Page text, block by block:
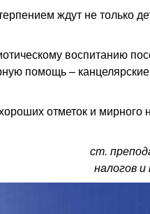
ждут не только
воспитанию
помощь –
отметок и мирного
ст.
налогов